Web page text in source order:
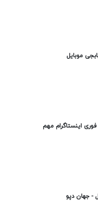
موبایل
اینستاگرام مهم
- جهان دپو